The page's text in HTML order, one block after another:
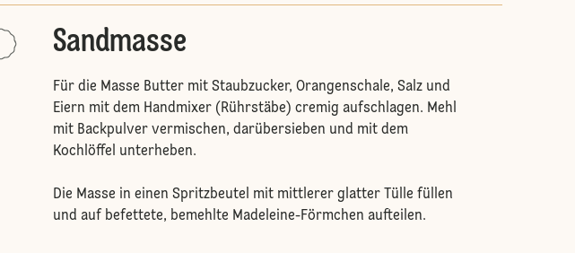
Sandmasse
Für die Masse Butter mit Staubzucker, Orangenschale, Salz und
Eiern mit dem Handmixer (Rührstäbe) cremig aufschlagen. Mehl
mit Backpulver vermischen, darübersieben und mit dem
Kochlöffel unterheben.
Die Masse in einen Spritzbeutel mit mittlerer glatter Tülle füllen
und auf befettete, bemehlte Madeleine-Förmchen aufteilen.